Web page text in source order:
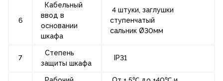
6
Кабельный
ввод в
основании
шкафа
4 штуки, заглушки
ступенчатый
сальник Ø30мм
7
Степень
защиты шкафа
IP31